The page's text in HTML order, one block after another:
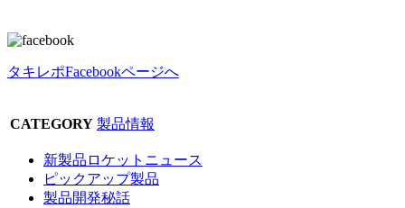
タキレポFacebookページへ
CATEGORY 製品情報
新製品ロケットニュース
ピックアップ製品
製品開発秘話